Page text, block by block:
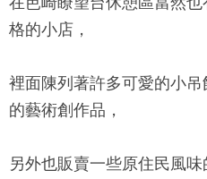
格的小店，
裡面陳列著許多可愛的小
的藝術創作品，
另外也販賣一些原住民風